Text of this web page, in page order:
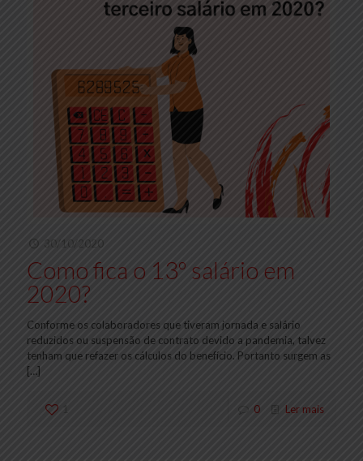
30/10/2020
Como fica o 13º salário em
2020?
Conforme os colaboradores que tiveram jornada e salário
reduzidos ou suspensão de contrato devido a pandemia, talvez
tenham que refazer os cálculos do benefício. Portanto surgem as
[…]
1 0 Ler mais